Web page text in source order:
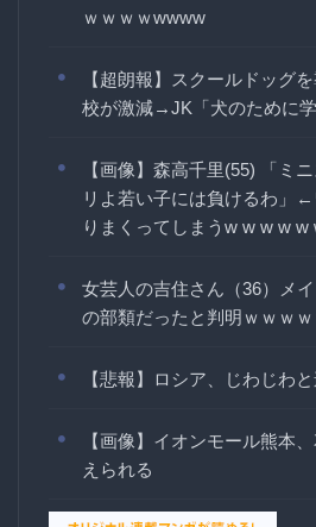
ｗｗｗｗwwww
【超朗報】スクールドッグ
校が激減→JK「犬のために学
【画像】森高千里(55) 「ミ
リよ若い子には負けるわ」
りまくってしまうw w w w w
女芸人の吉住さん（36）メ
の部類だったと判明ｗｗｗ
【悲報】ロシア、じわじわ
【画像】イオンモール熊本
えられる